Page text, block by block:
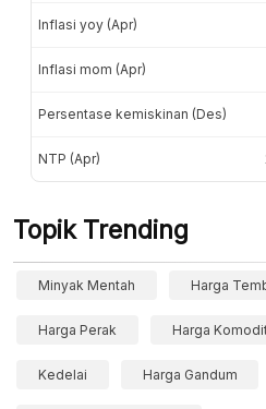
Inflasi yoy (Apr)
Inflasi mom (Apr)
Persentase kemiskinan (Des)
NTP (Apr)
Topik Trending
Minyak Mentah Harga
Harga Perak Harga
Kedelai Harga Gandum